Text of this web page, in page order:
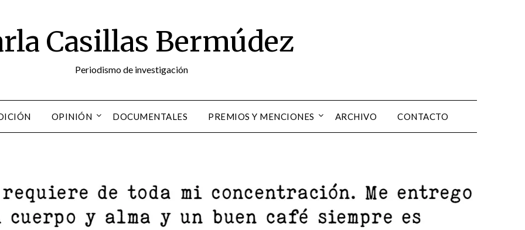
Casillas Bermúdez
Periodismo de investigación
OPINIÓN DOCUMENTALES PREMIOS Y MENCIONES ARCHIVO CONTACTO